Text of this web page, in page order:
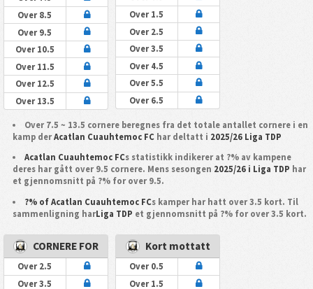
Over 8.5
Over 9.5
Over 10.5
Over 11.5
Over 12.5
Over 13.5
Over 1.5
Over 2.5
Over 3.5
Over 4.5
Over 5.5
Over 6.5
Over 7.5 ~ 13.5 cornere beregnes fra det totale antallet cornere i en
kamp der Acatlan Cuauhtemoc FChar deltatt i 2025/26 Liga TDP
Acatlan Cuauhtemoc FCs statistikk indikerer at ?% av kampene
deres har gått over 9.5 cornere. Mens sesongen 2025/26 i Liga TDP har
et gjennomsnitt på ?% for over 9.5.
?% of Acatlan Cuauhtemoc FCs kamper har hatt over 3.5 kort. Til
sammenligning harLiga TDP et gjennomsnitt på ?% for over 3.5 kort.
CORNERE FOR
Over 2.5
Over 3.5
Kort mottatt
Over 0.5
Over 1.5